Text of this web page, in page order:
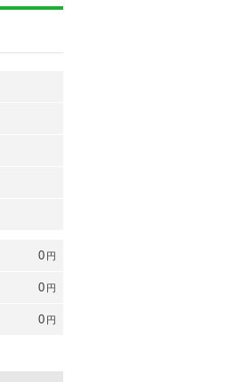
0 円
0 円
0 円